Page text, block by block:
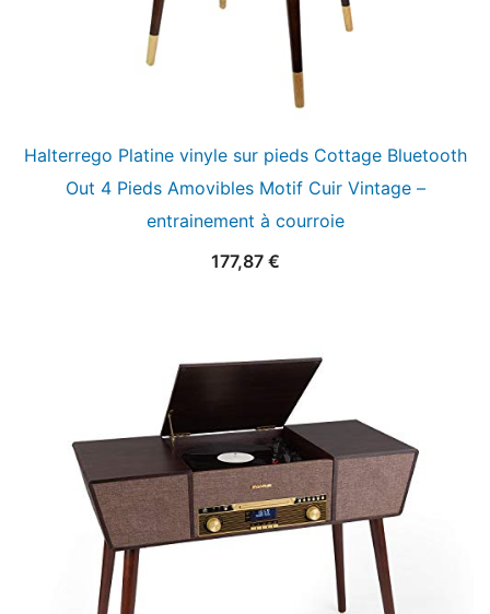
Halterrego Platine vinyle sur pieds Cottage Bluetooth
Out 4 Pieds Amovibles Motif Cuir Vintage –
entrainement à courroie
177,87 €